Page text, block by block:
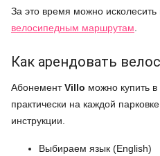
За это время можно
велосипедным маршрутам
Как арендовать
АбонементVillo можно купить
практически на каждой
инструкции.
Выбираем язык (English)